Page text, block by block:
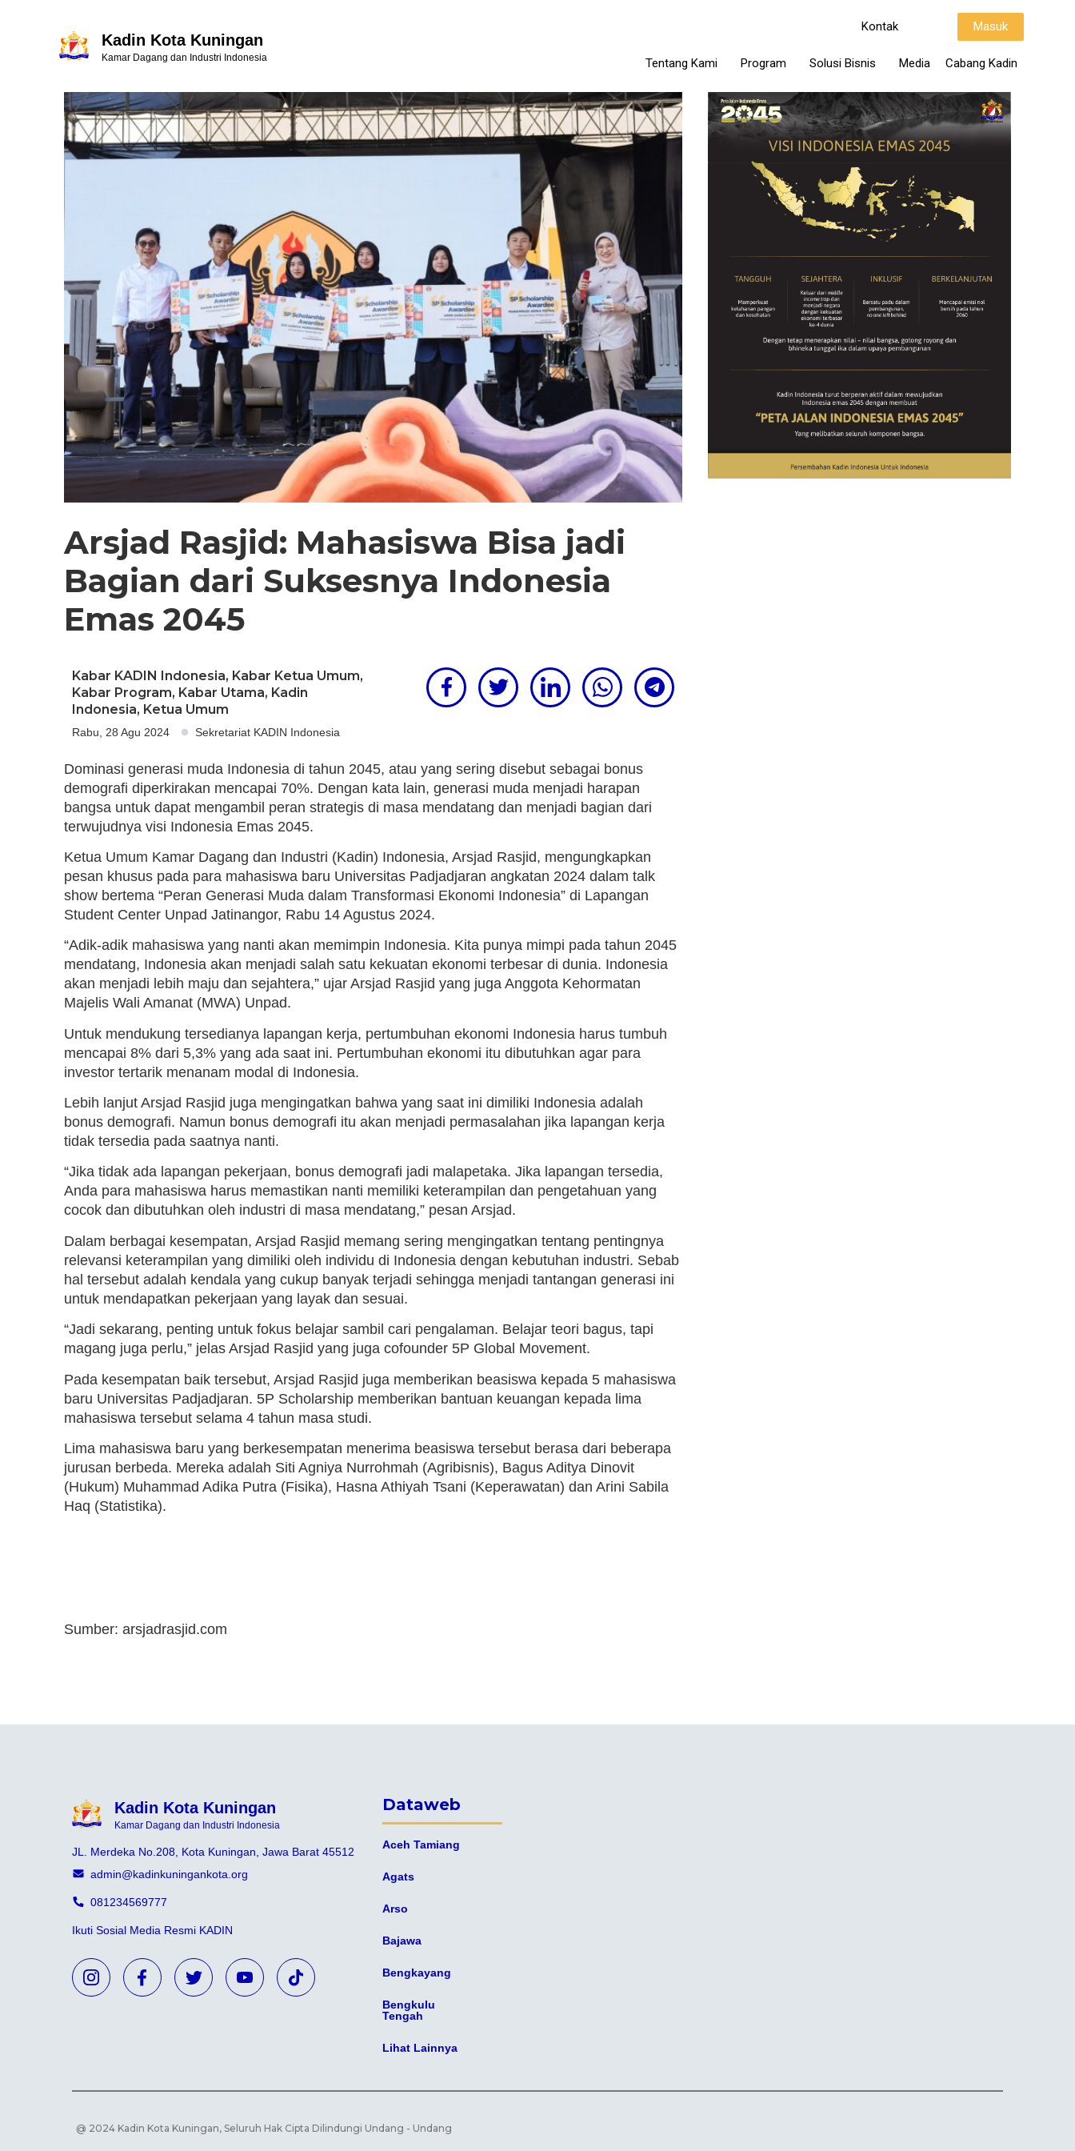
Kadin Kota Kuningan
Kamar Dagang dan Industri Indonesia
Kontak Masuk
Tentang Kami Program Solusi Bisnis Media Cabang Kadin
Arsjad Rasjid: Mahasiswa Bisa jadi
Bagian dari Suksesnya Indonesia
Emas 2045
Kabar KADIN Indonesia, Kabar Ketua Umum,
Kabar Program, Kabar Utama, Kadin
Indonesia, Ketua Umum
Rabu, 28 Agu 2024 Sekretariat KADIN Indonesia
Dominasi generasi muda Indonesia di tahun 2045, atau yang sering disebut sebagai bonus
demografi diperkirakan mencapai 70%. Dengan kata lain, generasi muda menjadi harapan
bangsa untuk dapat mengambil peran strategis di masa mendatang dan menjadi bagian dari
terwujudnya visi Indonesia Emas 2045.
Ketua Umum Kamar Dagang dan Industri (Kadin) Indonesia, Arsjad Rasjid, mengungkapkan
pesan khusus pada para mahasiswa baru Universitas Padjadjaran angkatan 2024 dalam talk
show bertema “Peran Generasi Muda dalam Transformasi Ekonomi Indonesia” di Lapangan
Student Center Unpad Jatinangor, Rabu 14 Agustus 2024.
“Adik-adik mahasiswa yang nanti akan memimpin Indonesia. Kita punya mimpi pada tahun 2045
mendatang, Indonesia akan menjadi salah satu kekuatan ekonomi terbesar di dunia. Indonesia
akan menjadi lebih maju dan sejahtera,” ujar Arsjad Rasjid yang juga Anggota Kehormatan
Majelis Wali Amanat (MWA) Unpad.
Untuk mendukung tersedianya lapangan kerja, pertumbuhan ekonomi Indonesia harus tumbuh
mencapai 8% dari 5,3% yang ada saat ini. Pertumbuhan ekonomi itu dibutuhkan agar para
investor tertarik menanam modal di Indonesia.
Lebih lanjut Arsjad Rasjid juga mengingatkan bahwa yang saat ini dimiliki Indonesia adalah
bonus demografi. Namun bonus demografi itu akan menjadi permasalahan jika lapangan kerja
tidak tersedia pada saatnya nanti.
“Jika tidak ada lapangan pekerjaan, bonus demografi jadi malapetaka. Jika lapangan tersedia,
Anda para mahasiswa harus memastikan nanti memiliki keterampilan dan pengetahuan yang
cocok dan dibutuhkan oleh industri di masa mendatang,” pesan Arsjad.
Dalam berbagai kesempatan, Arsjad Rasjid memang sering mengingatkan tentang pentingnya
relevansi keterampilan yang dimiliki oleh individu di Indonesia dengan kebutuhan industri. Sebab
hal tersebut adalah kendala yang cukup banyak terjadi sehingga menjadi tantangan generasi ini
untuk mendapatkan pekerjaan yang layak dan sesuai.
“Jadi sekarang, penting untuk fokus belajar sambil cari pengalaman. Belajar teori bagus, tapi
magang juga perlu,” jelas Arsjad Rasjid yang juga cofounder 5P Global Movement.
Pada kesempatan baik tersebut, Arsjad Rasjid juga memberikan beasiswa kepada 5 mahasiswa
baru Universitas Padjadjaran. 5P Scholarship memberikan bantuan keuangan kepada lima
mahasiswa tersebut selama 4 tahun masa studi.
Lima mahasiswa baru yang berkesempatan menerima beasiswa tersebut berasa dari beberapa
jurusan berbeda. Mereka adalah Siti Agniya Nurrohmah (Agribisnis), Bagus Aditya Dinovit
(Hukum) Muhammad Adika Putra (Fisika), Hasna Athiyah Tsani (Keperawatan) dan Arini Sabila
Haq (Statistika).
Sumber: arsjadrasjid.com
Kadin Kota Kuningan
Kamar Dagang dan Industri Indonesia
JL. Merdeka No.208, Kota Kuningan, Jawa Barat 45512
admin@kadinkuningankota.org
081234569777
Ikuti Sosial Media Resmi KADIN
Dataweb
Aceh Tamiang
Agats
Arso
Bajawa
Bengkayang
Bengkulu
Tengah
Lihat Lainnya
@ 2024 Kadin Kota Kuningan, Seluruh Hak Cipta Dilindungi Undang - Undang